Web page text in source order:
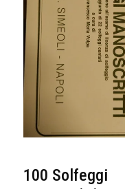
100 Solfeggi